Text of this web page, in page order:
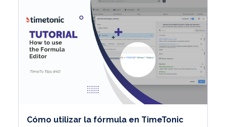
Cómo utilizar la fórmula en TimeTonic